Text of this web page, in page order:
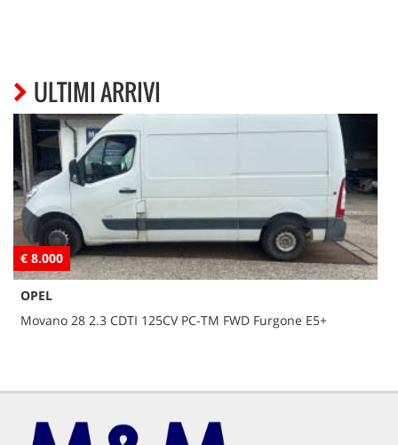
ULTIMI ARRIVI
€ 8.000
OPEL
Movano 28 2.3 CDTI 125CV PC-TM FWD Furgone E5+